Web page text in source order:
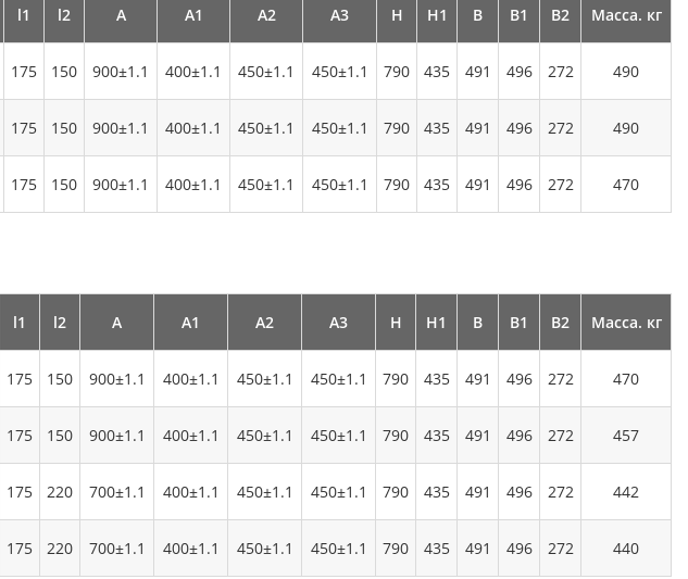
l1 l2 А А1 А2 А3 Н Н1 В В1 В2 Масса. кг
175 150 900±1.1 400±1.1 450±1.1 450±1.1 790 435 491 496 272 490
175 150 900±1.1 400±1.1 450±1.1 450±1.1 790 435 491 496 272 490
175 150 900±1.1 400±1.1 450±1.1 450±1.1 790 435 491 496 272 470
l1 l2 А А1 А2 А3 Н Н1 В В1 В2 Масса. кг
175 150 900±1.1 400±1.1 450±1.1 450±1.1 790 435 491 496 272 470
175 150 900±1.1 400±1.1 450±1.1 450±1.1 790 435 491 496 272 457
175 220 700±1.1 400±1.1 450±1.1 450±1.1 790 435 491 496 272 442
175 220 700±1.1 400±1.1 450±1.1 450±1.1 790 435 491 496 272 440